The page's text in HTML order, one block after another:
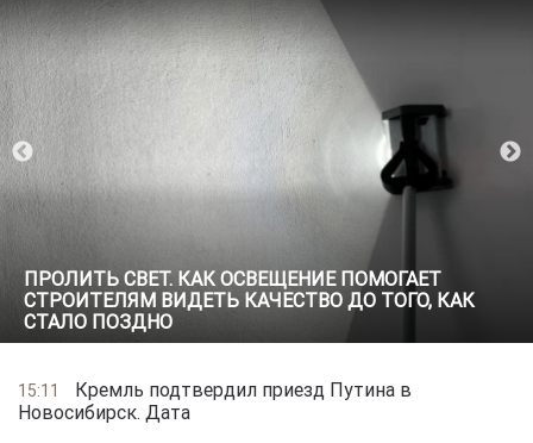
ПРОЛИТЬ СВЕТ. КАК ОСВЕЩЕНИЕ ПОМОГАЕТ
СТРОИ­ТЕЛЯМ ВИДЕТЬ КАЧЕСТВО ДО ТОГО, КАК
СТАЛО ПОЗДНО
15:11
Кремль подтвердил приезд Путина в
Новосибирск. Дата